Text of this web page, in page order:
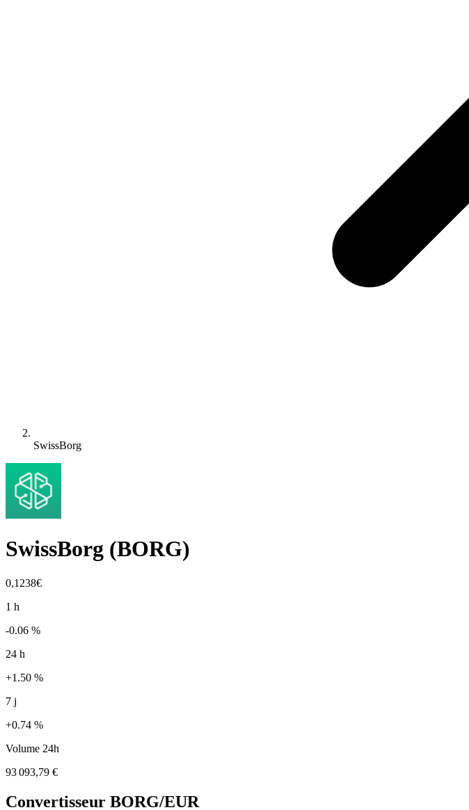
SwissBorg
SwissBorg (BORG)
0,1238€
1 h
-0.06 %
24 h
+1.50 %
7 j
+0.74 %
Volume 24h
93 093,79 €
Convertisseur BORG/EUR